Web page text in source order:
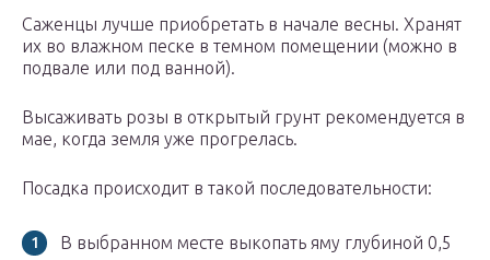
Саженцы лучше приобретать в начале весны. Хранят
их во влажном песке в темном помещении (можно в
подвале или под ванной).
Высаживать розы в открытый грунт рекомендуется в
мае, когда земля уже прогрелась.
Посадка происходит в такой последовательности:
В выбранном месте выкопать яму глубиной 0,5